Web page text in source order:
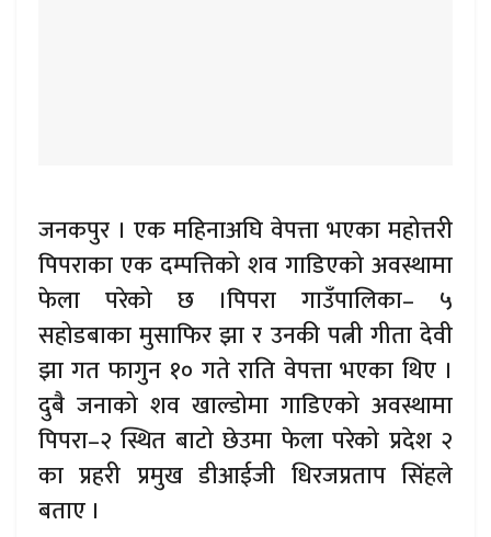
जनकपुर । एक महिनाअघि वेपत्ता भएका महोत्तरी
पिपराका एक दम्पत्तिको शव गाडिएको अवस्थामा
फेला परेको छ ।पिपरा गाउँपालिका– ५
सहोडबाका मुसाफिर झा र उनकी पत्नी गीता देवी
झा गत फागुन १० गते राति वेपत्ता भएका थिए ।
दुबै जनाको शव खाल्डोमा गाडिएको अवस्थामा
पिपरा–२ स्थित बाटो छेउमा फेला परेको प्रदेश २
का प्रहरी प्रमुख डीआईजी धिरजप्रताप सिंहले
बताए ।